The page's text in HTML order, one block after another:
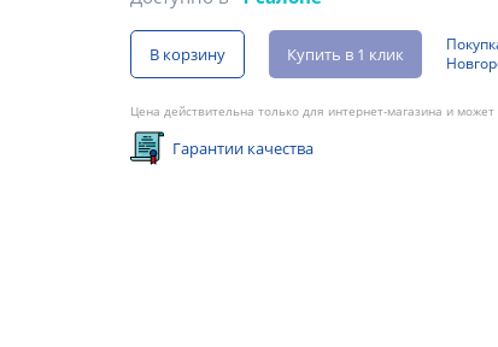
В корзину Купить в 1 клик
Цена действительна только для интернет-магазина и
Гарантии качества